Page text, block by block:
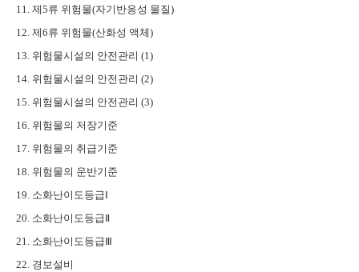
11. 제5류 위험물(자기반응성 물질)
12. 제6류 위험물(산화성 액체)
13. 위험물시설의 안전관리 (1)
14. 위험물시설의 안전관리 (2)
15. 위험물시설의 안전관리 (3)
16. 위험물의 저장기준
17. 위험물의 취급기준
18. 위험물의 운반기준
19. 소화난이도등급Ⅰ
20. 소화난이도등급Ⅱ
21. 소화난이도등급Ⅲ
22. 경보설비